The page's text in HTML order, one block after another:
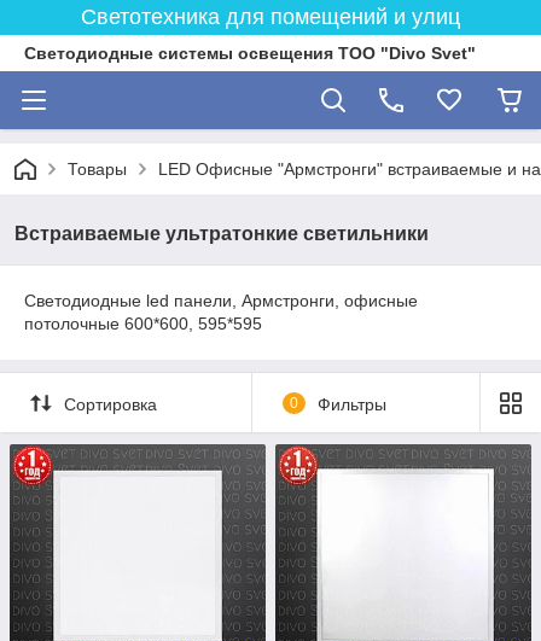
Светотехника для помещений и улиц
Светодиодные системы освещения ТОО "Divo Svet"
Товары LED Офисные "Армстронги" встраиваемые и
Встраиваемые ультратонкие светильники
Светодиодные led панели, Армстронги, офисные
потолочные 600*600, 595*595
Сортировка 0 Фильтры